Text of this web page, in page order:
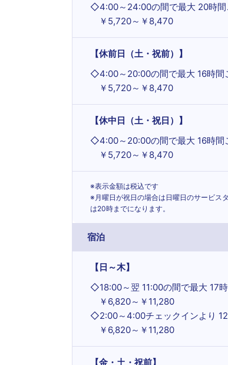
◇4:00～24:00の間で最大 20時間
￥5,720～￥8,470
【休前日（土・祝前）】
◇4:00～20:00の間で最大 16時間
￥5,720～￥8,470
【休中日（土・祝日）】
◇4:00～20:00の間で最大 16時間
￥5,720～￥8,470
※表示金額は税込です
※月曜日が祝日の場合は日曜日のサービス
は20時までになります。
宿泊
【日～木】
◇18:00～翌 11:00の間で最大 17
￥6,820～￥11,280
◇2:00～4:00チェックインより
￥6,820～￥11,280
【金・土・祝前】